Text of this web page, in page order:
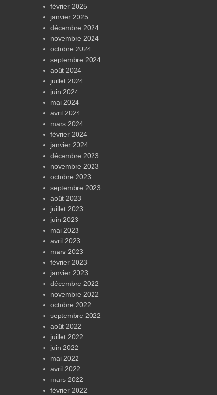
février 2025
janvier 2025
décembre 2024
novembre 2024
octobre 2024
septembre 2024
août 2024
juillet 2024
juin 2024
mai 2024
avril 2024
mars 2024
février 2024
janvier 2024
décembre 2023
novembre 2023
octobre 2023
septembre 2023
août 2023
juillet 2023
juin 2023
mai 2023
avril 2023
mars 2023
février 2023
janvier 2023
décembre 2022
novembre 2022
octobre 2022
septembre 2022
août 2022
juillet 2022
juin 2022
mai 2022
avril 2022
mars 2022
février 2022